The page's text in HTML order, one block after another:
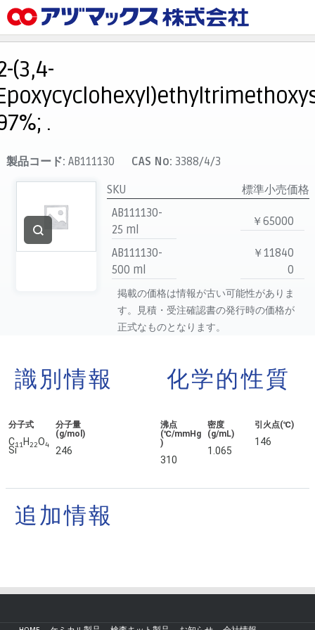
お気に入り
カート
マイアカウント
主要取扱ブランド
代理店一覧
支払い
製品検索
見積発行
(3,4-
.
製品コード: AB111130 CAS No: 3388/4/3
SKU
標準小売価格
AB111130-
25 ml
￥65000
AB111130-
500 ml
￥11840
0
掲載の価格は情報が古い可能性がありま
す。見積・受注確認書の発行時の価格が
正式なものとなります。
識別情報
分子式
C11H22O4
Si
分子量
(g/mol)
246
化学的性質
沸点
(℃/mmHg
)
310
密度
(g/mL)
1.065
引火点(℃)
146
追加情報